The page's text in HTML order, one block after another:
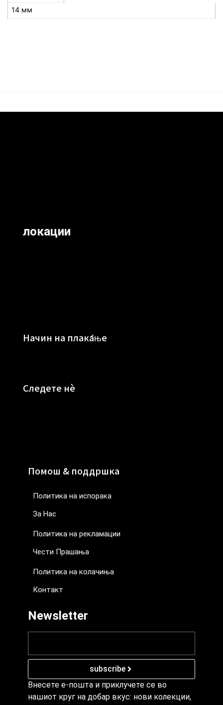
14 мм
локации
Начин на плаќање
Следете нè
Помош & поддршка
Политика на испорака
За Нас
Политика на рекламации
Чести Прашања
Политика на колачиња
Контакт
Newsletter
subscribe
Внесете е-пошта и приклучете се во
нашиот круг на добар вкус: нови колекции,